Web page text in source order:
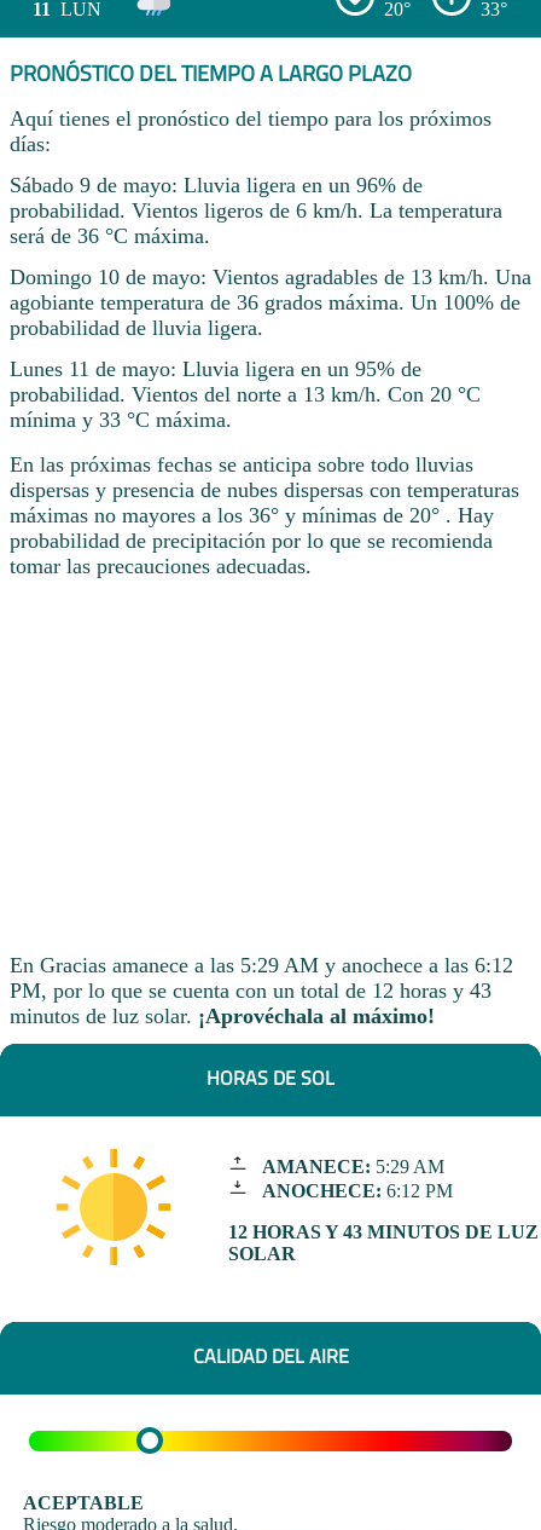
11 LUN 20° 33°
PRONÓSTICO DEL TIEMPO A LARGO PLAZO
Aquí tienes el pronóstico del tiempo para los próximos
días:
Sábado 9 de mayo: Lluvia ligera en un 96% de
probabilidad. Vientos ligeros de 6 km/h. La temperatura
será de 36 °C máxima.
Domingo 10 de mayo: Vientos agradables de 13 km/h. Una
agobiante temperatura de 36 grados máxima. Un 100% de
probabilidad de lluvia ligera.
Lunes 11 de mayo: Lluvia ligera en un 95% de
probabilidad. Vientos del norte a 13 km/h. Con 20 °C
mínima y 33 °C máxima.
En las próximas fechas se anticipa sobre todo lluvias
dispersas y presencia de nubes dispersas con temperaturas
máximas no mayores a los 36° y mínimas de 20° . Hay
probabilidad de precipitación por lo que se recomienda
tomar las precauciones adecuadas.
En Gracias amanece a las 5:29 AM y anochece a las 6:12
PM, por lo que se cuenta con un total de 12 horas y 43
minutos de luz solar. ¡Aprovéchala al máximo!
HORAS DE SOL
AMANECE: 5:29 AM
ANOCHECE: 6:12 PM
12 HORAS Y 43 MINUTOS DE LUZ
SOLAR
CALIDAD DEL AIRE
ACEPTABLE
Riesgo moderado a la salud.